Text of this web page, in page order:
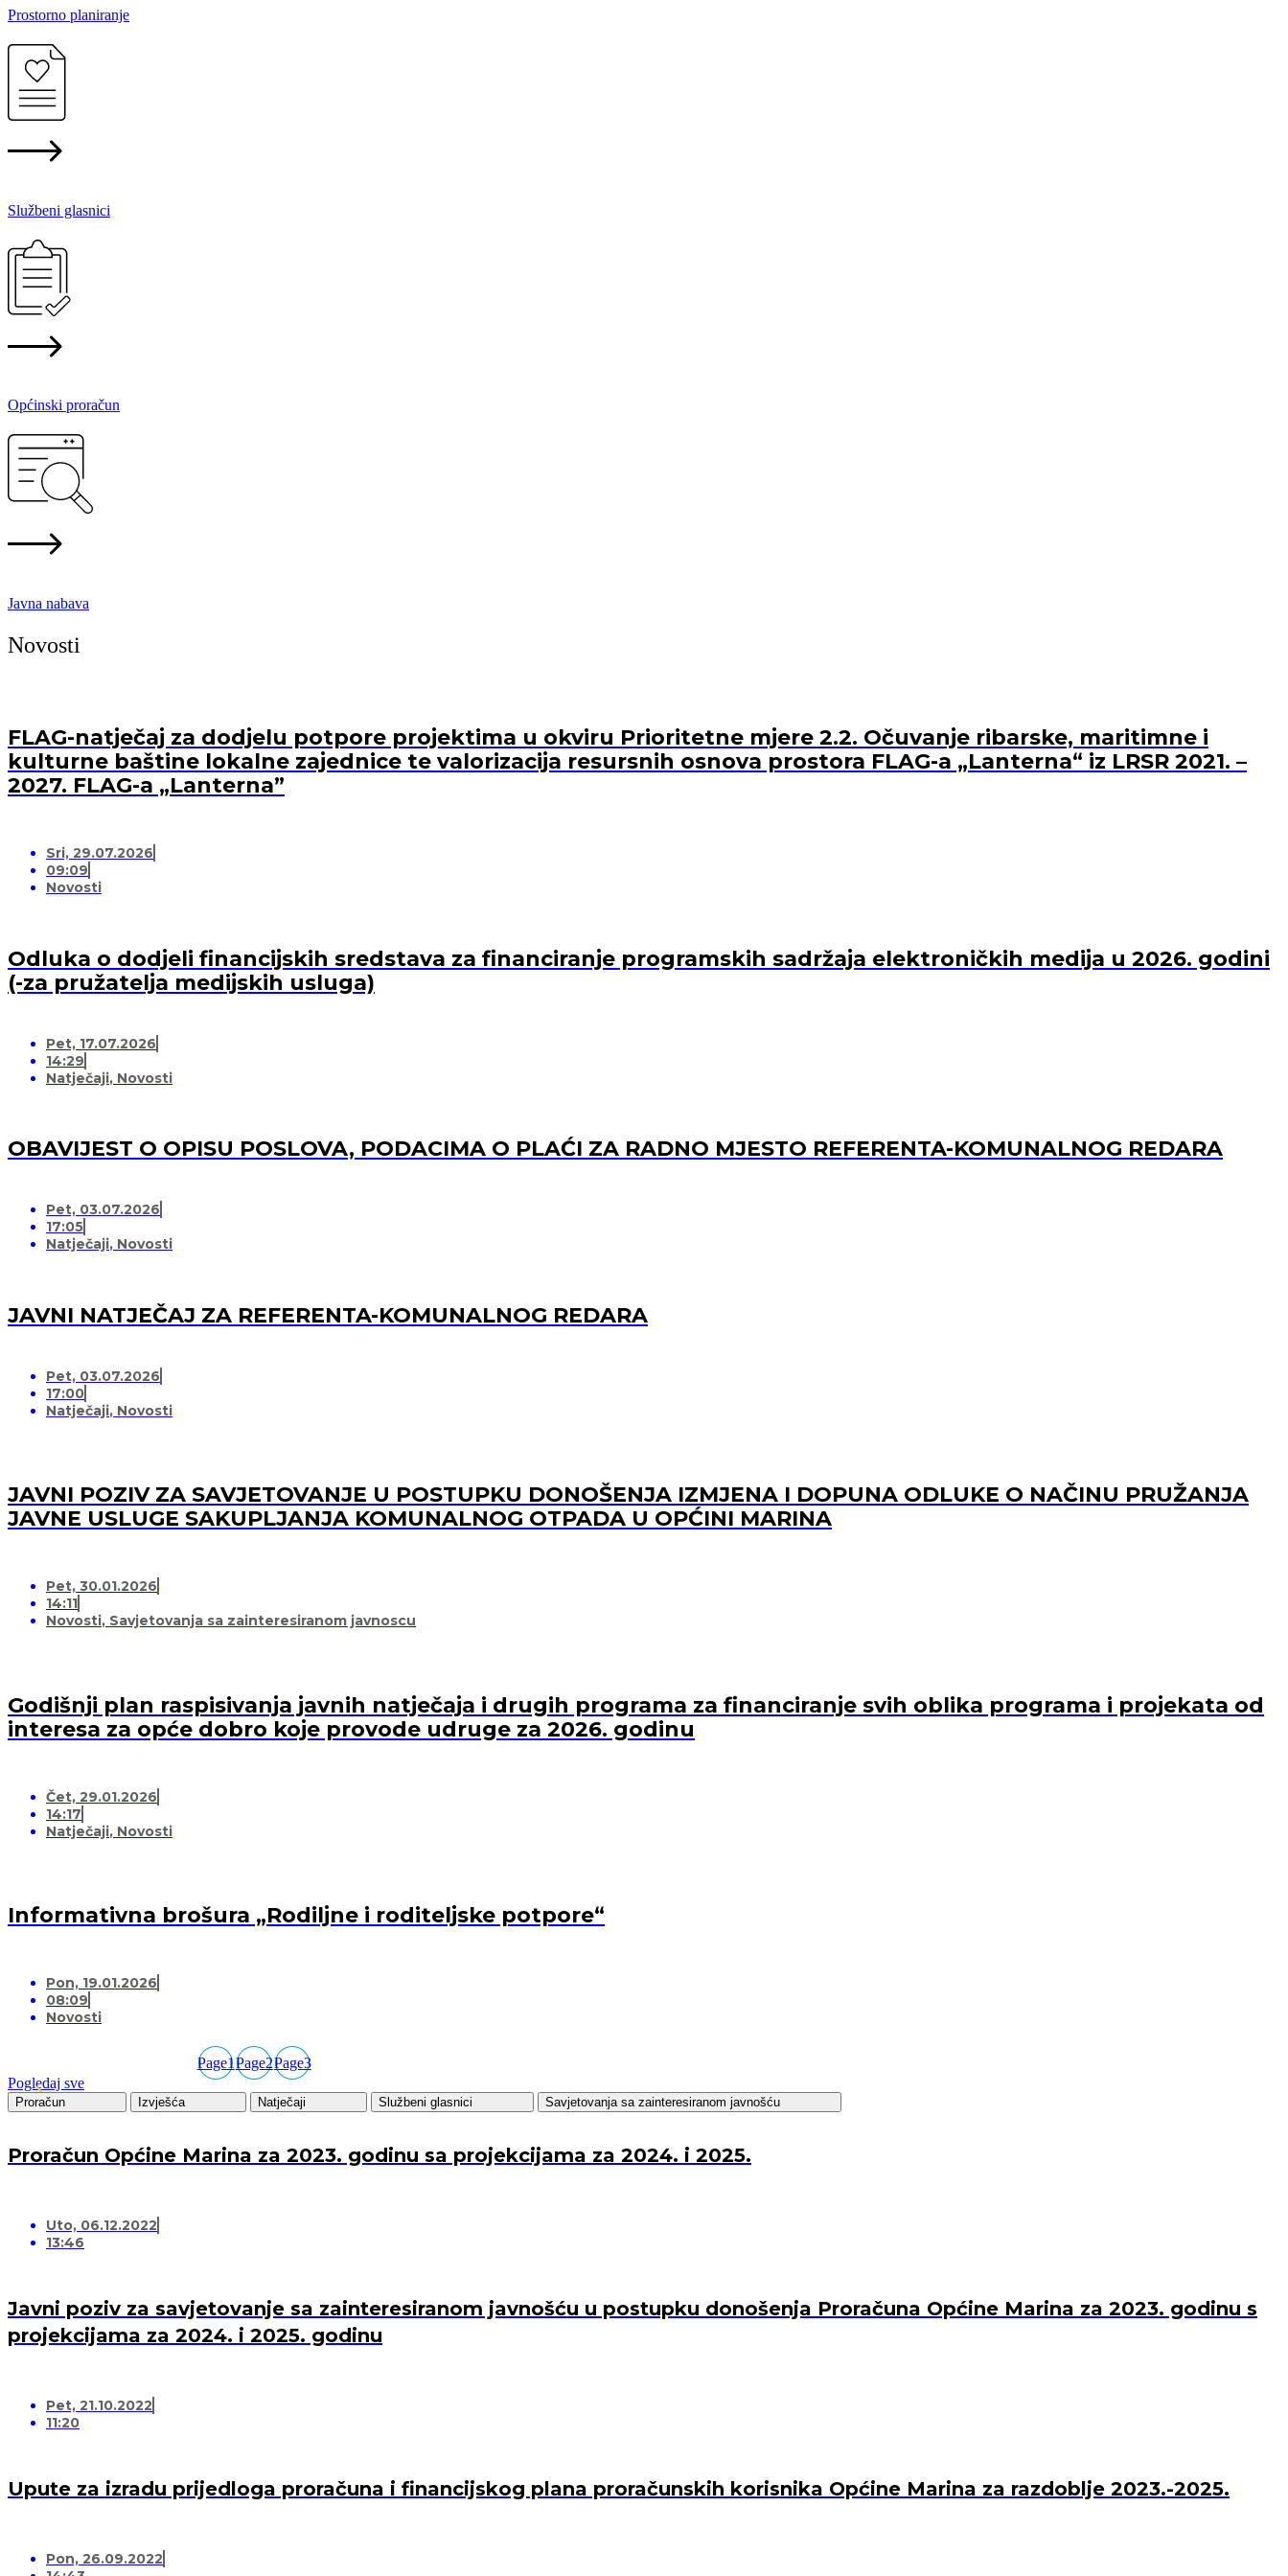
Prostorno planiranje
Službeni glasnici
Općinski proračun
Javna nabava
Novosti
FLAG-natječaj za dodjelu potpore projektima u okviru Prioritetne mjere 2.2. Očuvanje ribarske, maritimne i
kulturne baštine lokalne zajednice te valorizacija resursnih osnova prostora FLAG-a „Lanterna“ iz LRSR 2021. –
2027. FLAG-a „Lanterna”
Sri, 29.07.2026
09:09
Novosti
Odluka o dodjeli financijskih sredstava za financiranje programskih sadržaja elektroničkih medija u 2026. godini
(-za pružatelja medijskih usluga)
Pet, 17.07.2026
14:29
Natječaji, Novosti
OBAVIJEST O OPISU POSLOVA, PODACIMA O PLAĆI ZA RADNO MJESTO REFERENTA-KOMUNALNOG REDARA
Pet, 03.07.2026
17:05
Natječaji, Novosti
JAVNI NATJEČAJ ZA REFERENTA-KOMUNALNOG REDARA
Pet, 03.07.2026
17:00
Natječaji, Novosti
JAVNI POZIV ZA SAVJETOVANJE U POSTUPKU DONOŠENJA IZMJENA I DOPUNA ODLUKE O NAČINU PRUŽANJA
JAVNE USLUGE SAKUPLJANJA KOMUNALNOG OTPADA U OPĆINI MARINA
Pet, 30.01.2026
14:11
Novosti, Savjetovanja sa zainteresiranom javnoscu
Godišnji plan raspisivanja javnih natječaja i drugih programa za financiranje svih oblika programa i projekata od
interesa za opće dobro koje provode udruge za 2026. godinu
Čet, 29.01.2026
14:17
Natječaji, Novosti
Informativna brošura „Rodiljne i roditeljske potpore“
Pon, 19.01.2026
08:09
Novosti
Page1Page2Page3
Pogledaj sve
Proračun Izvješća Natječaji Službeni glasnici Savjetovanja sa zainteresiranom javnošću
Proračun Općine Marina za 2023. godinu sa projekcijama za 2024. i 2025.
Uto, 06.12.2022
13:46
Javni poziv za savjetovanje sa zainteresiranom javnošću u postupku donošenja Proračuna Općine Marina za 2023. godinu s
projekcijama za 2024. i 2025. godinu
Pet, 21.10.2022
11:20
Upute za izradu prijedloga proračuna i financijskog plana proračunskih korisnika Općine Marina za razdoblje 2023.-2025.
Pon, 26.09.2022